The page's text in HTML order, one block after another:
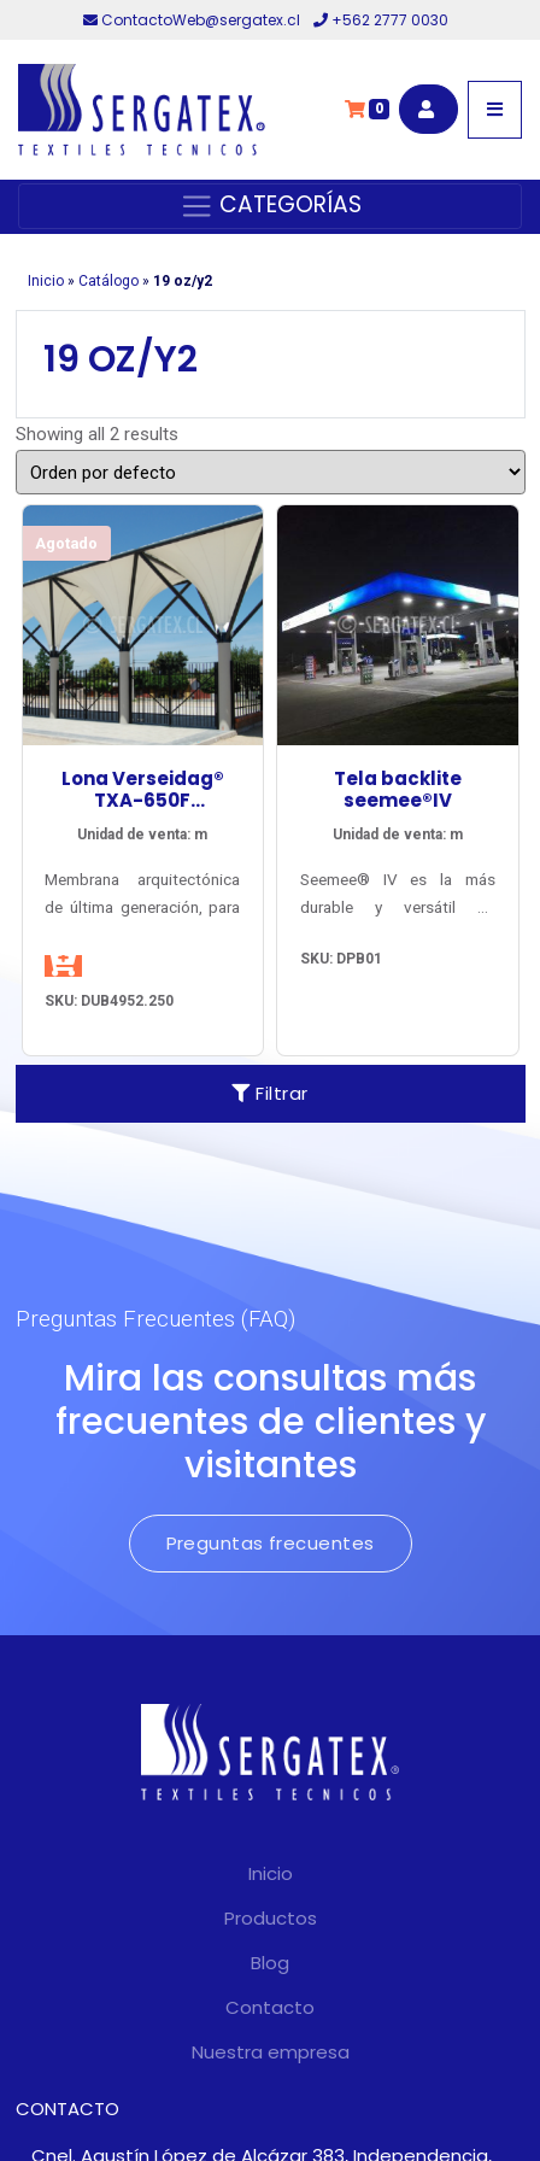
ContactoWeb@sergatex.cl +562 2777 0030
0
CATEGORÍAS
Inicio» Catálogo» 19 oz/y2
Filtrar
19 OZ/Y2
Showing all 2 results
Agotado
Lona Verseidag®
TXA-650F
Arquitectura Tipo 0
PVDF
Unidad de venta: m
Membrana arquitectónica
de última generación, para
permanentes, resistente a
SKU: DUB4952.250
Tela backlite
seemee®IV
Unidad de venta: m
Seemee® IV es la más
durable y versátil de
luminosos de intemperie,
arquitectura por más de
cinco décadas.
SKU: DPB01
Preguntas Frecuentes (FAQ)
Mira las consultas más
frecuentes de clientes y
visitantes
Preguntas frecuentes
Inicio
Productos
Blog
Contacto
Nuestra empresa
CONTACTO
Cnel. Agustín López de Alcázar 383, Independencia,